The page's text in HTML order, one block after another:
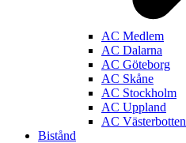
AC Medlem
AC Dalarna
AC Göteborg
AC Skåne
AC Stockholm
AC Uppland
AC Västerbotten
Bistånd